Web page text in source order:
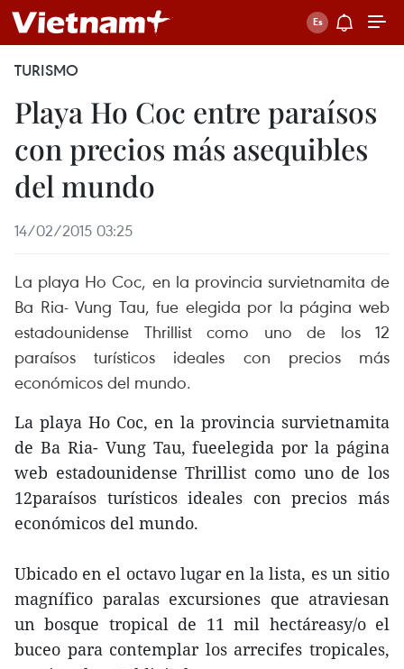
TURISMO
Playa Ho Coc entre paraísos
con precios más asequibles
del mundo
14/02/2015 03:25
La playa Ho Coc, en la provincia survietnamita de
Ba Ria- Vung Tau, fue elegida por la página web
estadounidense Thrillist como uno de los 12
paraísos turísticos ideales con precios más
económicos del mundo.
La playa Ho Coc, en la provincia survietnamita
de Ba Ria- Vung Tau, fueelegida por la página
web estadounidense Thrillist como uno de los
12paraísos turísticos ideales con precios más
económicos del mundo.
Ubicado en el octavo lugar en la lista, es un sitio
magnífico paralas excursiones que atraviesan
un bosque tropical de 11 mil hectáreasy/o el
buceo para contemplar los arrecifes tropicales,